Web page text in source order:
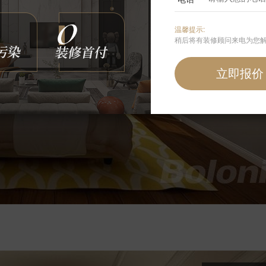
温馨提示:
稍后将有装修顾问来电为您